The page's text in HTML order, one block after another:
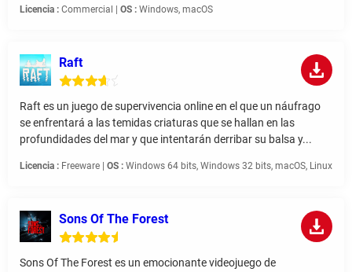
Licencia : Commercial | OS : Windows, macOS
Raft
Raft es un juego de supervivencia online en el que un náufrago
se enfrentará a las temidas criaturas que se hallan en las
profundidades del mar y que intentarán derribar su balsa y...
Licencia : Freeware | OS : Windows 64 bits, Windows 32 bits, macOS, Linux
Sons Of The Forest
Sons Of The Forest es un emocionante videojuego de